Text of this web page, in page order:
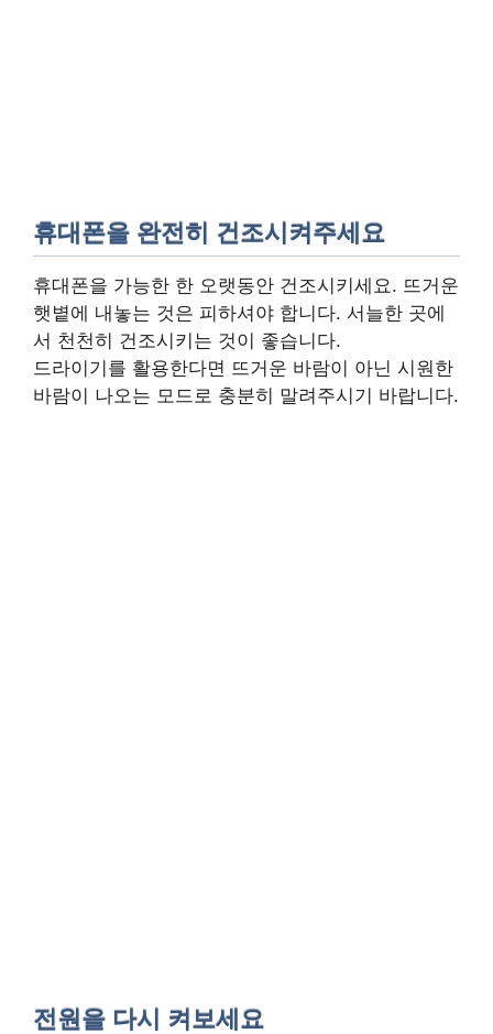
휴대폰을 완전히 건조시켜주세요
휴대폰을 가능한 한 오랫동안 건조시키세요. 뜨거운
햇볕에 내놓는 것은 피하셔야 합니다. 서늘한 곳에
서 천천히 건조시키는 것이 좋습니다.
드라이기를 활용한다면 뜨거운 바람이 아닌 시원한
바람이 나오는 모드로 충분히 말려주시기 바랍니다.
전원을 다시 켜보세요